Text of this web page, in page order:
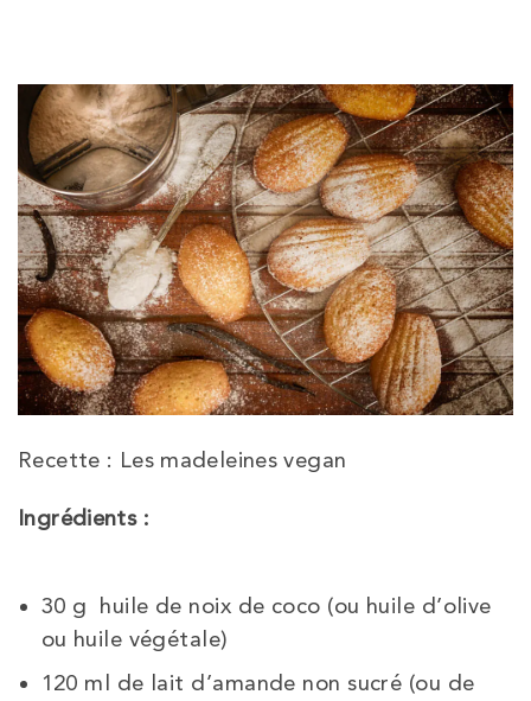
Recette : Les madeleines vegan
Ingrédients :
30 g huile de noix de coco (ou huile d’olive
ou huile végétale)
120 ml de lait d’amande non sucré (ou de